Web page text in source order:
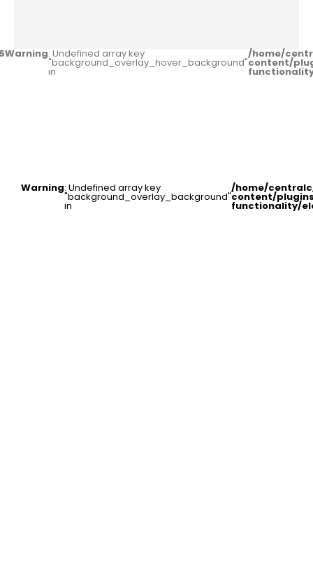
Warning: Undefined array key
"background_overlay_hover_background"
in
/home/
content/
Warning: Undefined array key
"background_overlay_background"
in
/home/
content/
functionality/